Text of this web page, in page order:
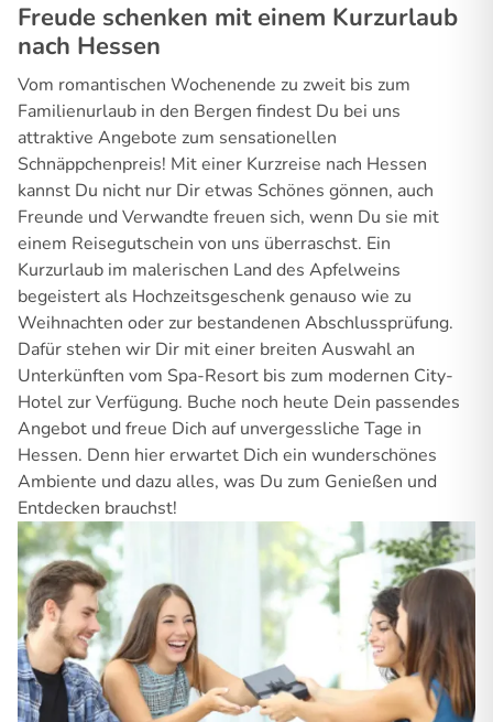
Freude schenken mit einem Kurzurlaub
nach Hessen
Vom romantischen Wochenende zu zweit bis zum
Familienurlaub in den Bergen findest Du bei uns
attraktive Angebote zum sensationellen
Schnäppchenpreis! Mit einer Kurzreise nach Hessen
kannst Du nicht nur Dir etwas Schönes gönnen, auch
Freunde und Verwandte freuen sich, wenn Du sie mit
einem Reisegutschein von uns überraschst. Ein
Kurzurlaub im malerischen Land des Apfelweins
begeistert als Hochzeitsgeschenk genauso wie zu
Weihnachten oder zur bestandenen Abschlussprüfung.
Dafür stehen wir Dir mit einer breiten Auswahl an
Unterkünften vom Spa-Resort bis zum modernen City-
Hotel zur Verfügung. Buche noch heute Dein passendes
Angebot und freue Dich auf unvergessliche Tage in
Hessen. Denn hier erwartet Dich ein wunderschönes
Ambiente und dazu alles, was Du zum Genießen und
Entdecken brauchst!